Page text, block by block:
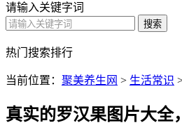
请输入关键字词
热门搜索排行
当前位置： 聚美养生网 > 生活常识
真实的罗汉果图片大全